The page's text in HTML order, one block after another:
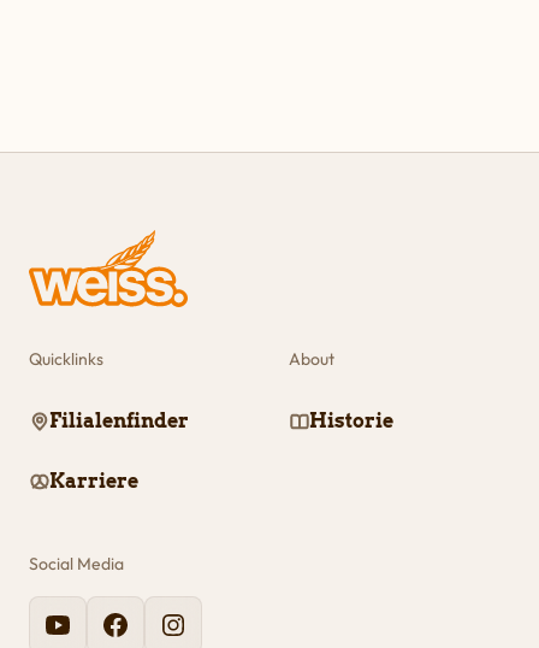
Quicklinks
Filialenfinder
Karriere
About
Historie
Social Media